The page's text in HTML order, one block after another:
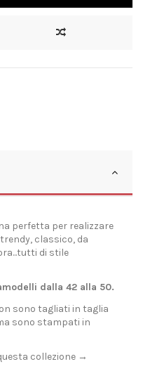
perfetta per realizzare
classico, da
di stile
dalla 42 alla 50.
sono tagliati in taglia
sono stampati in
collezione →